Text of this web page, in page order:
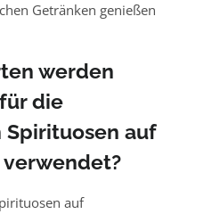
Getränken genießen
werden
die
auf
auf